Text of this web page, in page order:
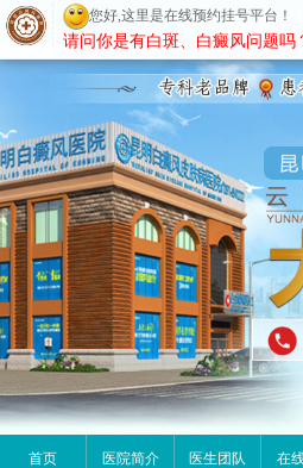
昆明白癜风
首页 医院简介 医生团队 在
您好,这里是在线预约挂号平台！
请问你是有白斑、白癜风问题吗